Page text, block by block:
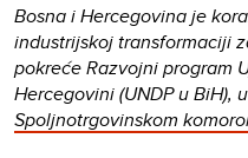
Bosna i Hercegovina je
industrijskoj transformaciji
pokreće Razvojni program
Hercegovini (UNDP u BiH),
Spoljnotrgovinskom